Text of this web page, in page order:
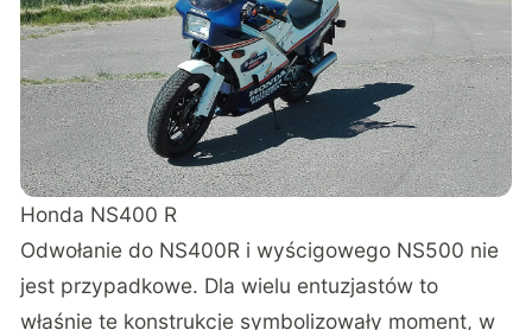
Honda NS400 R
Odwołanie do NS400R i wyścigowego NS500 nie
jest przypadkowe. Dla wielu entuzjastów to
właśnie te konstrukcje symbolizowały moment, w